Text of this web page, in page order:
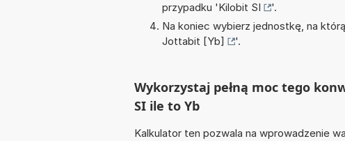
przypadku 'Kilobit SI
'.
Na koniec wybierz jednostkę, na
Jottabit [Yb]
'.
Wykorzystaj pełną moc tego
SI ile to Yb
Kalkulator ten pozwala na wprowadzenie